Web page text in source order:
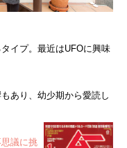
イプ。最近はUFOに興味
あり、幼少期から愛読し
議に挑